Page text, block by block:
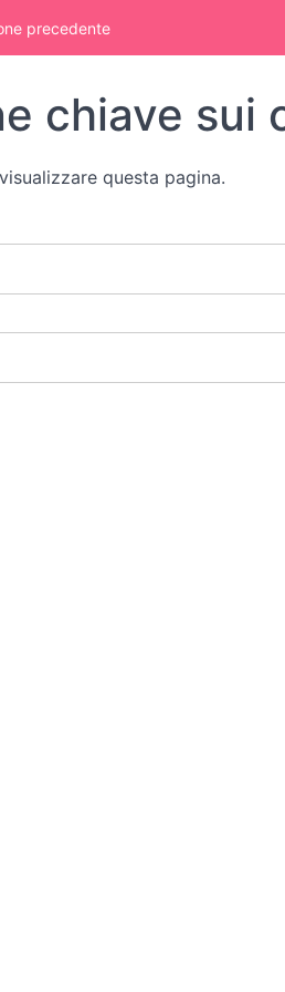
PAROLE
precedente
chiave sui
questa pagina.